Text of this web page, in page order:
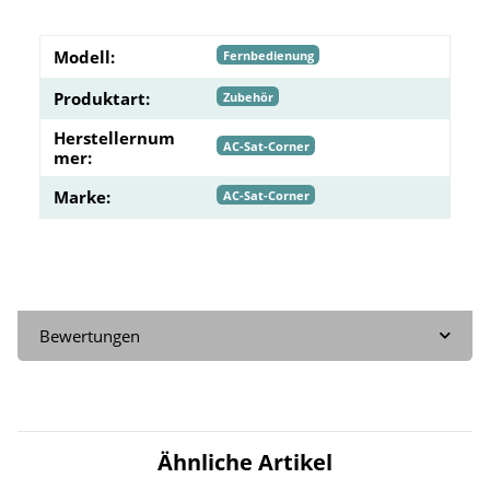
Modell: Fernbedienung
Produktart: Zubehör
Herstellernum
mer:
AC-Sat-Corner
Marke: AC-Sat-Corner
Bewertungen
Ähnliche Artikel